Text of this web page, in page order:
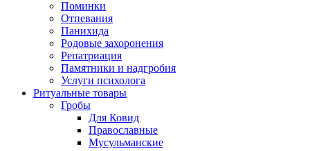
Поминки
Отпевания
Панихида
Родовые захоронения
Репатриация
Памятники и надгробия
Услуги психолога
Ритуальные товары
Гробы
Для Ковид
Православные
Мусульманские